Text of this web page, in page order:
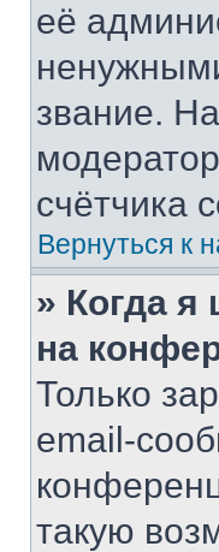
её
звание.
счётчика
Вернуться к
» Когда
на
Только
email-
такую